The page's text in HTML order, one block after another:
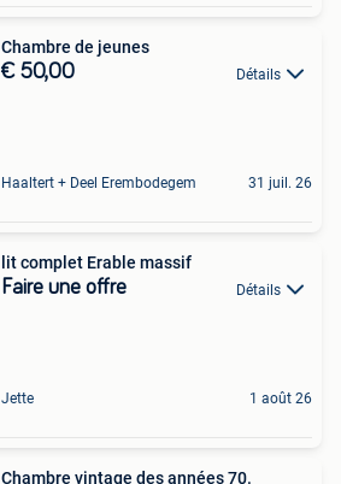
Chambre de jeunes
€ 50,00 Détails
Haaltert + Deel Erembodegem 31 juil. 26
lit complet Erable massif
Faire une offre Détails
Jette 1 août 26
Chambre vintage des années 70.